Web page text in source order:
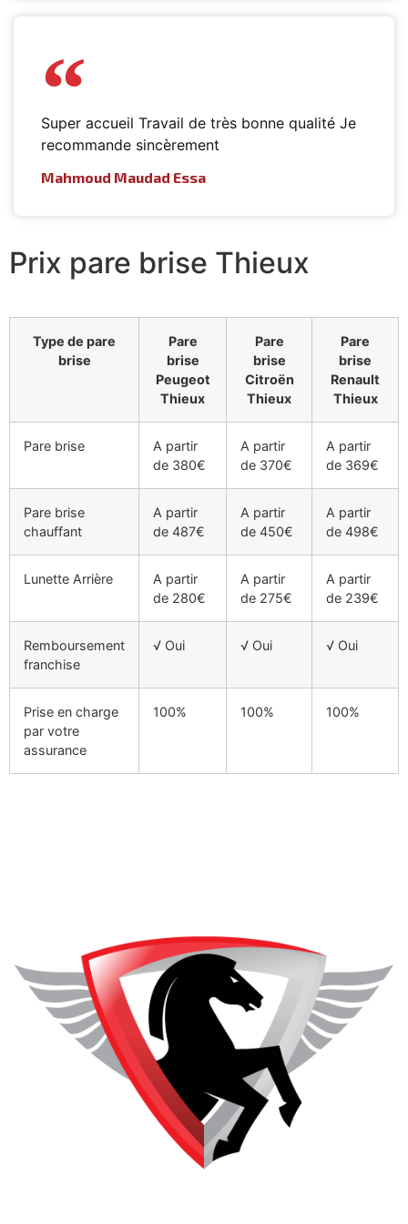
Super accueil Travail de très bonne qualité Je
recommande sincèrement
Mahmoud Maudad Essa
Prix pare brise Thieux
Type de pare
brise
Pare
brise
Peugeot
Thieux
Pare
brise
Citroën
Thieux
Pare
brise
Renault
Thieux
Pare brise
A partir
de 380€
A partir
de 370€
A partir
de 369€
Pare brise
chauffant
A partir
de 487€
A partir
de 450€
A partir
de 498€
Lunette Arrière
A partir
de 280€
A partir
de 275€
A partir
de 239€
Remboursement
franchise
√ Oui √ Oui √ Oui
Prise en charge
par votre
assurance
100% 100% 100%